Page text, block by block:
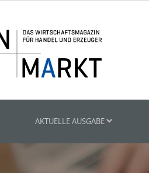
AKTUELLE AUSGABE